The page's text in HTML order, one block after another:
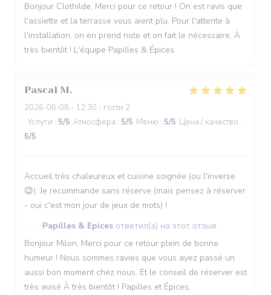
Bonjour Clothilde, Merci pour ce retour ! On est ravis que
l'assiette et la terrasse vous aient plu. Pour l'attente à
l'installation, on en prend note et on fait le nécessaire. À
très bientôt ! L'équipe Papilles & Épices
Pascal M
2026-06-08 - 12:30 - гости 2
Услуги : 5/5 Атмосфера : 5/5 Меню : 5/5 Цена / качество :
5/5
Accueil très chaleureux et cuisine soignée (ou l'inverse
😉). Je recommande sans réserve (mais pensez à réserver
- oui c'est mon jour de jeux de mots) !
Papilles & Epices ответил(а) на этот отзыв
Bonjour Milon, Merci pour ce retour plein de bonne
humeur ! Nous sommes ravies que vous ayez passé un
aussi bon moment chez nous. Et le conseil de réserver est
très avisé À très bientôt ! Papilles et Épices,